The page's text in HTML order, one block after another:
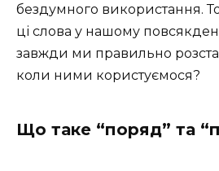
бездумного використання.
ці слова у нашому
завжди ми правильно
коли ними користуємося?
Що таке “поряд” та